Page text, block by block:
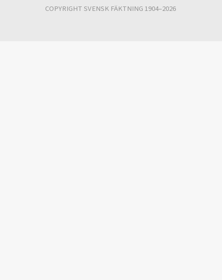
COPYRIGHT SVENSK FÄKTNING 1904–2026